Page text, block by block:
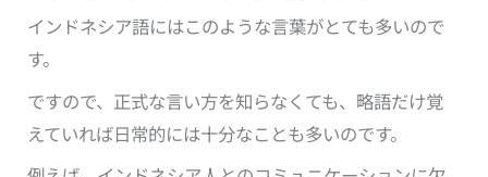
インドネシア語にはこのような言葉がとても多いので
す。
ですので、正式な言い方を知らなくても、略語だけ覚
えていれば日常的には十分なことも多いのです。